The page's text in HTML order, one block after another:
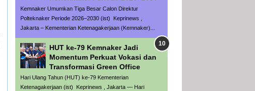
Kemnaker Umumkan Tiga Besar Calon Direktur
Polteknaker Periode 2026–2030 (ist) Keprinews ,
Jakarta – Kementerian Ketenagakerjaan (Kemnaker)...
HUT ke-79 Kemnaker Jadi
Momentum Perkuat Vokasi dan
Transformasi Green Office
Hari Ulang Tahun (HUT) ke-79 Kementerian
Ketenagakerjaan (ist) Keprinews , Jakarta — Hari